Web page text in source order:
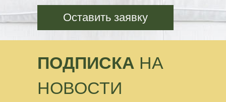
Оставить заявку
ПОДПИСКА НА
НОВОСТИ